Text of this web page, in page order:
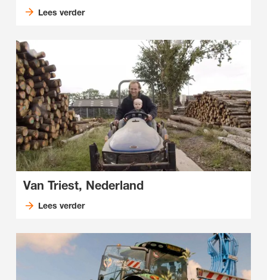
Lees verder
Van Triest, Nederland
Lees verder